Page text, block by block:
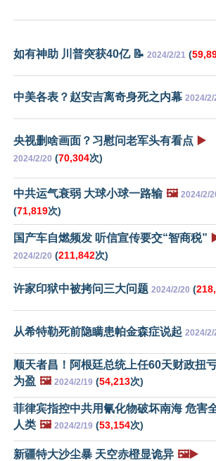
如有神助 川普突获40亿 📝 2024/2/21 (
中美各表？赵安吉离奇身死之内幕 2024/2/
央视删啥画面？习慰问老军头有看点 ▶️
2024/2/20 (70,304次)
中共运气衰弱 大球小球一路输 🖼️ 2024/2/
(71,819次)
国产车自燃频发 听信宣传要交“智商税”
2024/2/20 (211,842次)
许家印狱中被拷问三大问题 2024/2/20 (
从希特勒死前隐瞒患帕金森症说起 2024/2/
顺天者昌！阿根廷总统上任60天财政扭
为盈 🖼️ 2024/2/19 (54,213次)
菲律宾指控中共用氰化物破坏南海 危害
人类 🖼️ 2024/2/19 (53,154次)
新疆特大沙尘暴 天空赤橙显诡异 🖼️▶️